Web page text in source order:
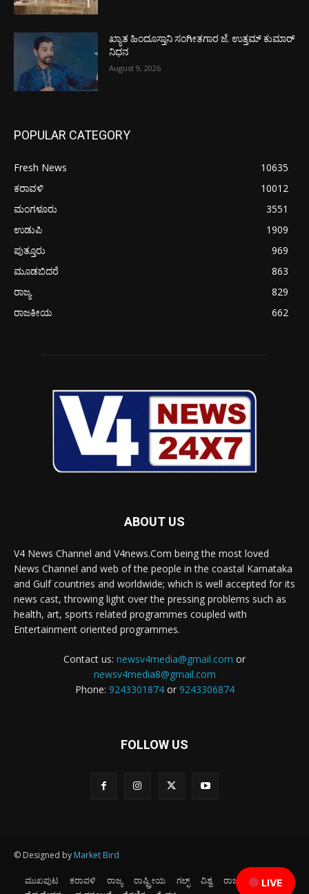
LIVE
ಖ್ಯಾತ ಹಿಂದೂಸ್ತಾನಿ ಸಂಗೀತಗಾರ ಜೆ. ಉತ್ತಮ್ ಕುಮಾರ್
ನಿಧನ
August 9, 2026
POPULAR CATEGORY
Fresh News
10635
ಕರಾವಳಿ
10012
ಮಂಗಳೂರು
3551
ಉಡುಪಿ
1909
ಪುತ್ತೂರು
969
ಮೂಡಬಿದರೆ
863
ರಾಜ್ಯ
829
ರಾಜಕೀಯ
662
ABOUT US
V4 News Channel and V4news.Com being the most loved
News Channel and web of the people in the coastal Karnataka
and Gulf countries and worldwide; which is well accepted for its
news cast, throwing light over the pressing problems such as
health, art, sports related programmes coupled with
Entertainment oriented programmes.
Contact us: newsv4media@gmail.com or
newsv4media8@gmail.com
Phone: 9243301874or 9243306874
FOLLOW US
© Designed by Market Bird
ಮುಖಪುಟ ಕರಾವಳಿ ರಾಜ್ಯ ರಾಷ್ಟ್ರೀಯ ಗಲ್ಫ್ ವಿಶ್ವ ರಾಜಕೀಯ
ಕ್ರೀಡೆ